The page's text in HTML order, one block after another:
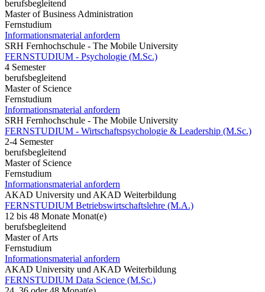
berufsbegleitend
Master of Business Administration
Fernstudium
Informationsmaterial anfordern
SRH Fernhochschule - The Mobile University
FERNSTUDIUM - Psychologie (M.Sc.)
4 Semester
berufsbegleitend
Master of Science
Fernstudium
Informationsmaterial anfordern
SRH Fernhochschule - The Mobile University
FERNSTUDIUM - Wirtschaftspsychologie & Leadership (M.Sc.)
2-4 Semester
berufsbegleitend
Master of Science
Fernstudium
Informationsmaterial anfordern
AKAD University und AKAD Weiterbildung
FERNSTUDIUM Betriebswirtschaftslehre (M.A.)
12 bis 48 Monate Monat(e)
berufsbegleitend
Master of Arts
Fernstudium
Informationsmaterial anfordern
AKAD University und AKAD Weiterbildung
FERNSTUDIUM Data Science (M.Sc.)